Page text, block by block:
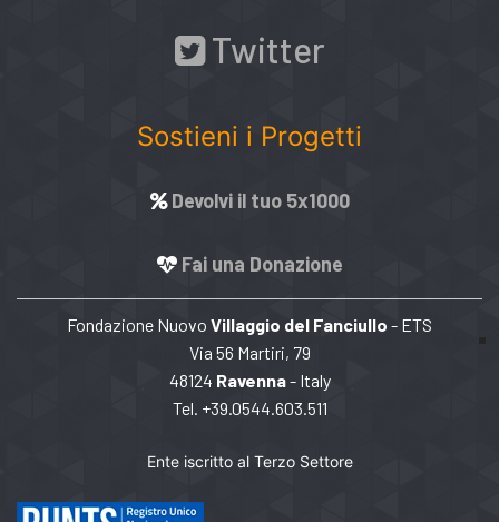
Twitter
Sostieni i Progetti
Devolvi il tuo 5x1000
Fai una Donazione
Fondazione Nuovo Villaggio del Fanciullo - ETS
Via 56 Martiri, 79
48124 Ravenna- Italy
Tel. +39.0544.603.511
Ente iscritto al Terzo Settore